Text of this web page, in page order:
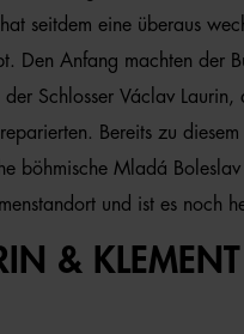
seitdem eine überaus
Den Anfang machten der
Schlosser Václav Laurin,
Bereits zu
böhmische Mladá
und ist es noch
&